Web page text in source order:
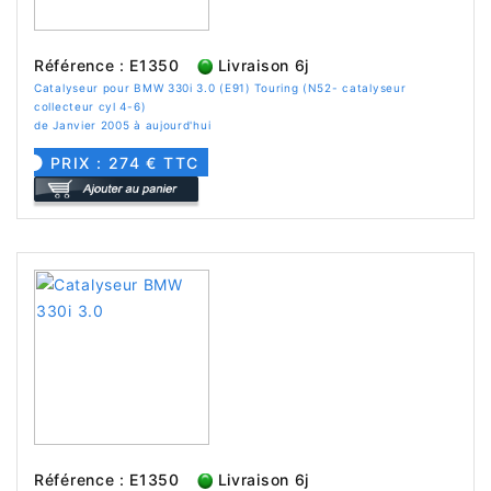
Référence : E1350 Livraison 6j
Catalyseur pour BMW 330i 3.0 (E91) Touring (N52- catalyseur
collecteur cyl 4-6)
de Janvier 2005 à aujourd'hui
PRIX : 274 € TTC
Référence : E1350 Livraison 6j